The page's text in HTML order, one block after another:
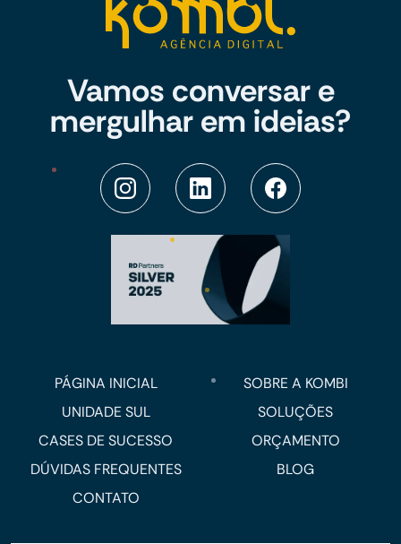
Vamos conversar e
mergulhar em ideias?
PÁGINA INICIAL
SOBRE A KOMBI
UNIDADE SUL
SOLUÇÕES
CASES DE SUCESSO
ORÇAMENTO
DÚVIDAS FREQUENTES
BLOG
CONTATO